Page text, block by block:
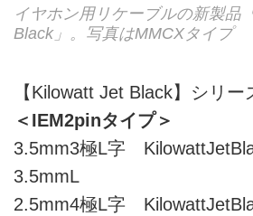
イヤホン用リケーブルの新製品
Black」。写真はMMCXタイプ
【Kilowatt Jet Black】シリー
＜IEM2pinタイプ＞
3.5mm3極L字
3.5mmL
2.5mm4極L字